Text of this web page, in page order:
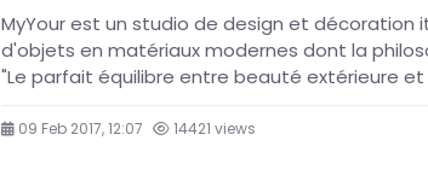
MyYour est un studio de design et décoration
d'objets en matériaux modernes dont la
"Le parfait équilibre entre beauté extérieure
09 Feb 2017, 12:07 14421 views